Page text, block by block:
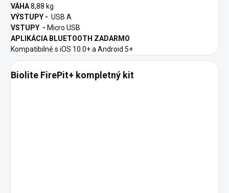
VÁHA8,88 kg
VÝSTUPY - USB A
VSTUPY - Micro USB
APLIKÁCIA BLUETOOTH ZADARMO
Kompatibilné s iOS 10.0+ a Android 5+
Biolite FirePit+ kompletný kit